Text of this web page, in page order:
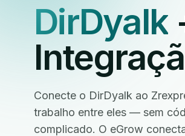
DirDyalk
Conecte o DirDyalk ao
trabalho entre eles — sem
complicado. O eGrow